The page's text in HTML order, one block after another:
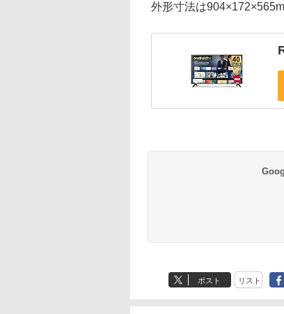
外形寸法は
ポスト リスト